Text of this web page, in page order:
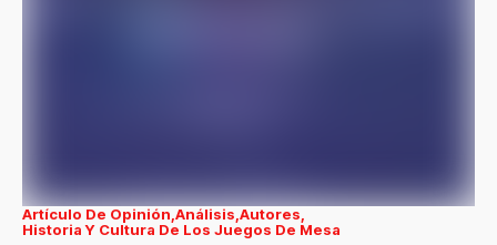
Artículo De Opinión Análisis Autores
Historia Y Cultura De Los Juegos De Mesa